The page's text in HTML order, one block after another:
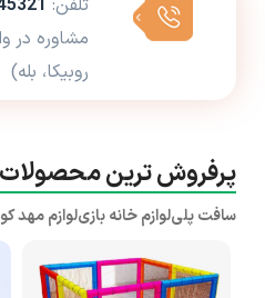
تلفن:
مشاوره در
روبیکا، بله)
پرفروش ترین محصولات
سافت پلیلوازم خانه بازیلوازم مهد